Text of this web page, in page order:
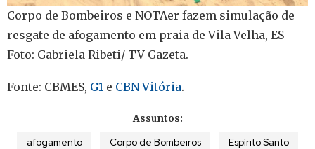
Corpo de Bombeiros e NOTAer fazem simulação de
resgate de afogamento em praia de Vila Velha, ES
Foto: Gabriela Ribeti/ TV Gazeta.
Fonte: CBMES, G1 e CBN Vitória.
Assuntos:
afogamento Corpo de Bombeiros Espírito Santo